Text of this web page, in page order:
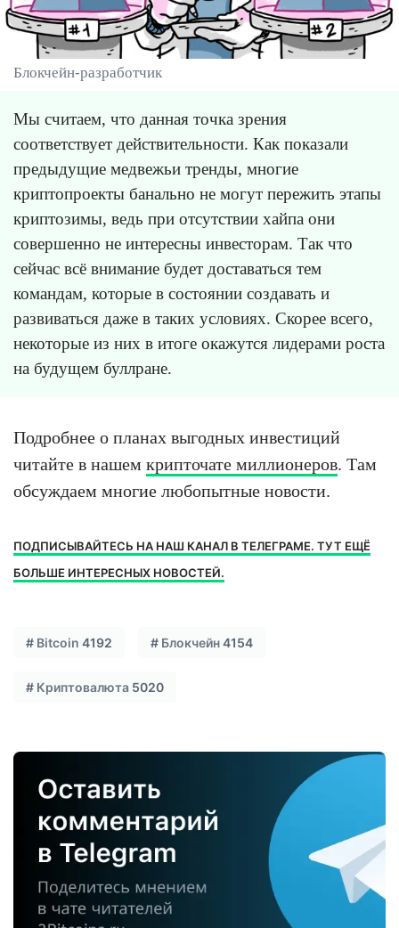
Блокчейн-разработчик
Мы считаем, что данная точка зрения
соответствует действительности. Как показали
предыдущие медвежьи тренды, многие
криптопроекты банально не могут пережить этапы
криптозимы, ведь при отсутствии хайпа они
совершенно не интересны инвесторам. Так что
сейчас всё внимание будет доставаться тем
командам, которые в состоянии создавать и
развиваться даже в таких условиях. Скорее всего,
некоторые из них в итоге окажутся лидерами роста
на будущем буллране.
Подробнее о планах выгодных инвестиций
читайте в нашем крипточате миллионеров. Там
обсуждаем многие любопытные новости.
ПОДПИСЫВАЙТЕСЬ НА НАШ КАНАЛ В ТЕЛЕГРАМЕ. ТУТ ЕЩЁ
БОЛЬШЕ ИНТЕРЕСНЫХ НОВОСТЕЙ.
# Bitcoin 4192 # Блокчейн4154
# Криптовалюта 5020